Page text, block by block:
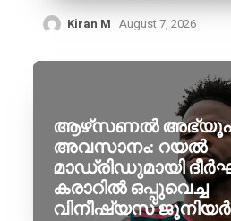
Kiran M August 7, 2026
ആഴ്‌സണൽ
അവസാനം: റയൽ
മാഡ്രിഡുമായി
കരാറിൽ ഒപ്പുവെച്ച
വിനീഷ്യസ് ജൂനിയർ